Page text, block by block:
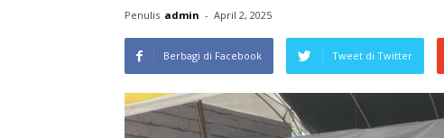
Penulis admin - April 2, 2025
Berbagi di Facebook Tweet di Twitter